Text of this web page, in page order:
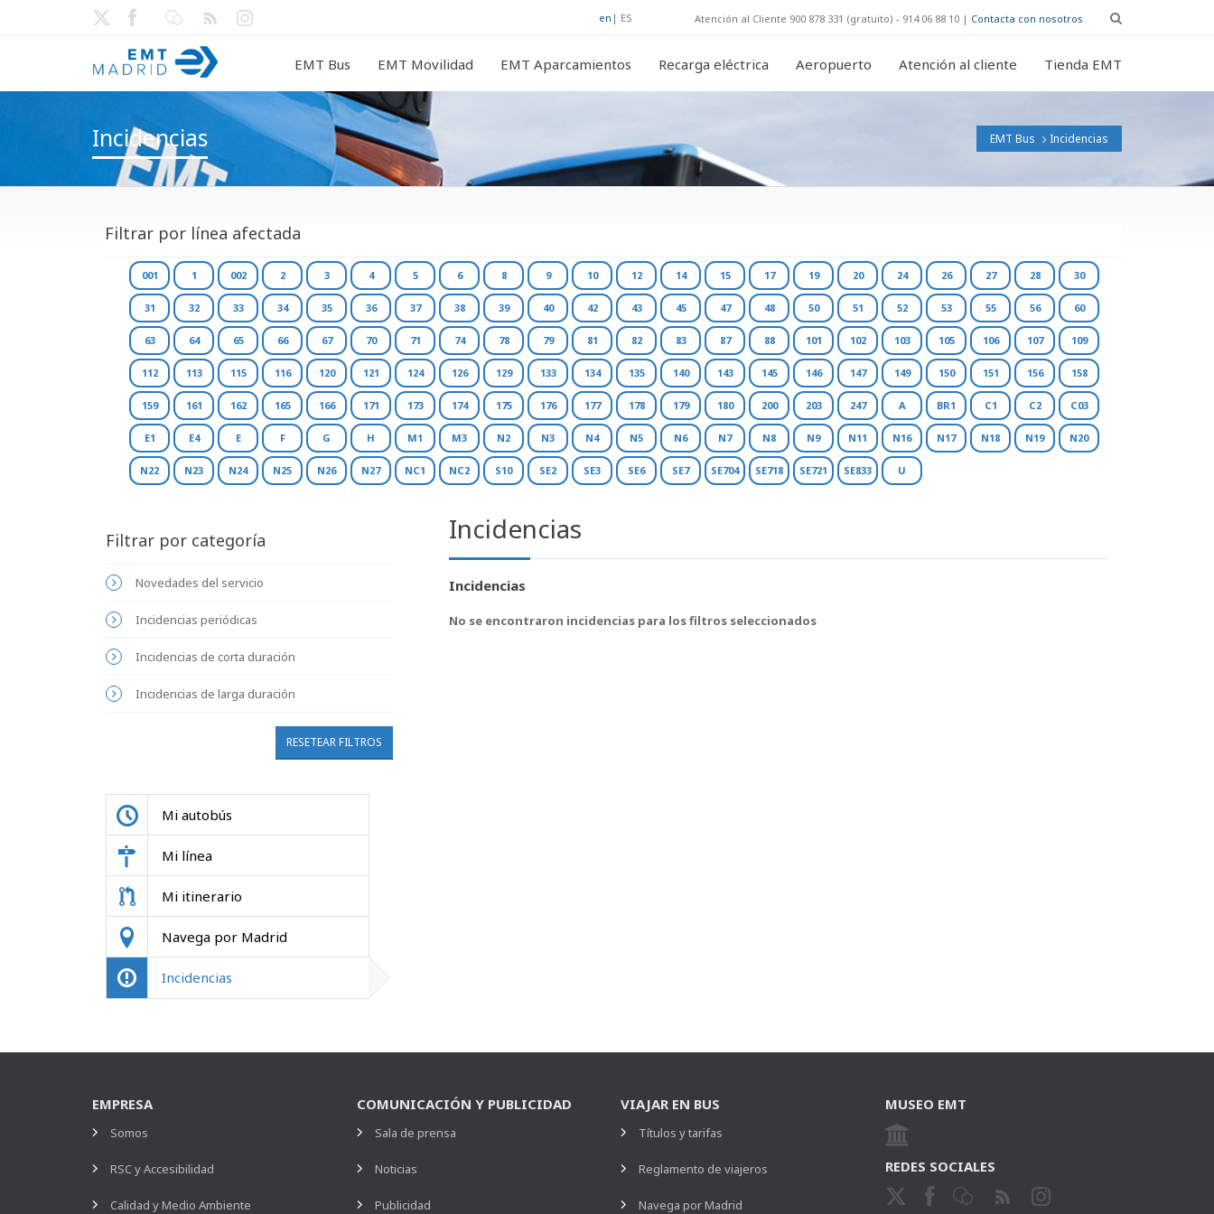
en | ES Atención al Cliente 900 878 331 (gratuito) - 914 06 88 10 | Contacta con nosotros
EMT Bus EMT Movilidad EMT Aparcamientos Recarga eléctrica Aeropuerto Atención al cliente Tienda EMT
Incidencias EMT Bus Incidencias
Filtrar por línea afectada
001 1 002 2 3 4 5 6 8 9 10 12 14 15 17 19 20 24 26 27 28 30
31 32 33 34 35 36 37 38 39 40 42 43 45 47 48 50 51 52 53 55 56 60
63 64 65 66 67 70 71 74 78 79 81 82 83 87 88 101 102 103 105 106 107 109
112 113 115 116 120 121 124 126 129 133 134 135 140 143 145 146 147 149 150 151 156 158
159 161 162 165 166 171 173 174 175 176 177 178 179 180 200 203 247 A BR1 C1 C2 C03
E1 E4 E F G H M1 M3 N2 N3 N4 N5 N6 N7 N8 N9 N11 N16 N17 N18 N19 N20
N22 N23 N24 N25 N26 N27 NC1 NC2 S10 SE2 SE3 SE6 SE7 SE704 SE718 SE721 SE833 U
Filtrar por categoría
Novedades del servicio
Incidencias periódicas
Incidencias de corta duración
Incidencias de larga duración
RESETEAR FILTROS
Mi autobús
Mi línea
Mi itinerario
Navega por Madrid
Incidencias
Incidencias
Incidencias
No se encontraron incidencias para los filtros seleccionados
EMPRESA
Somos
RSC y Accesibilidad
Calidad y Medio Ambiente
COMUNICACIÓN Y PUBLICIDAD
Sala de prensa
Noticias
Publicidad
VIAJAR EN BUS
Títulos y tarifas
Reglamento de viajeros
Navega por Madrid
MUSEO EMT
REDES SOCIALES